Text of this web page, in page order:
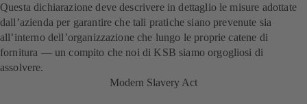
Questa dichiarazione deve descrivere in dettaglio le misure adottate
dall’azienda per garantire che tali pratiche siano prevenute sia
all’interno dell’organizzazione che lungo le proprie catene di
fornitura — un compito che noi di KSB siamo orgogliosi di
assolvere.
Modern Slavery Act